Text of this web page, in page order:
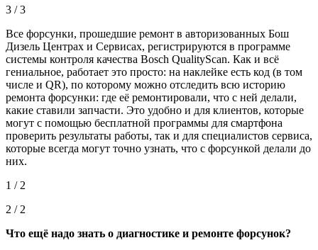
3 / 3
Все форсунки, прошедшие ремонт в авторизованных Бош
Дизель Центрах и Сервисах, регистрируются в программе
системы контроля качества Bosch QualityScan. Как и всё
гениальное, работает это просто: на наклейке есть код (в том
числе и QR), по которому можно отследить всю историю
ремонта форсунки: где её ремонтировали, что с ней делали,
какие ставили запчасти. Это удобно и для клиентов, которые
могут с помощью бесплатной программы для смартфона
проверить результаты работы, так и для специалистов сервиса,
которые всегда могут точно узнать, что с форсункой делали до
них.
1 / 2
2 / 2
Что ещё надо знать о диагностике и ремонте форсунок?